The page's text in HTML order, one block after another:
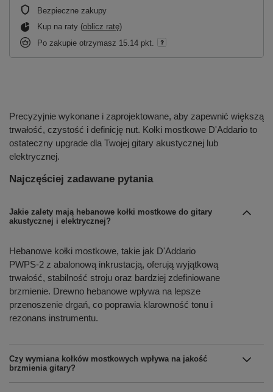
Bezpieczne zakupy
Kup na raty (oblicz ratę)
Po zakupie otrzymasz 15.14 pkt.
Precyzyjnie wykonane i zaprojektowane, aby zapewnić większą
trwałość, czystość i definicję nut. Kołki mostkowe D'Addario to
ostateczny upgrade dla Twojej gitary akustycznej lub
elektrycznej.
Najczęściej zadawane pytania
Jakie zalety mają hebanowe kołki mostkowe do gitary
akustycznej i elektrycznej?
Hebanowe kołki mostkowe, takie jak D'Addario
PWPS-2 z abalonową inkrustacją, oferują wyjątkową
trwałość, stabilność stroju oraz bardziej zdefiniowane
brzmienie. Drewno hebanowe wpływa na lepsze
przenoszenie drgań, co poprawia klarowność tonu i
rezonans instrumentu.
Czy wymiana kołków mostkowych wpływa na jakość
brzmienia gitary?